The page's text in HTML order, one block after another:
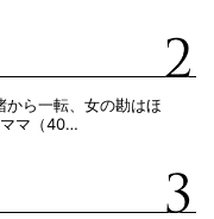
から一転、女の勘はほ
マ（40…